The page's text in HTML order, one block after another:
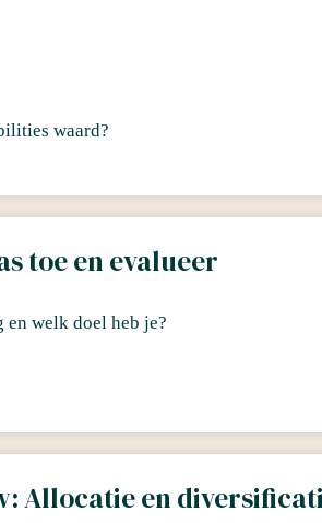
waard?
toe en evalueer
en welk doel heb je?
Allocatie en